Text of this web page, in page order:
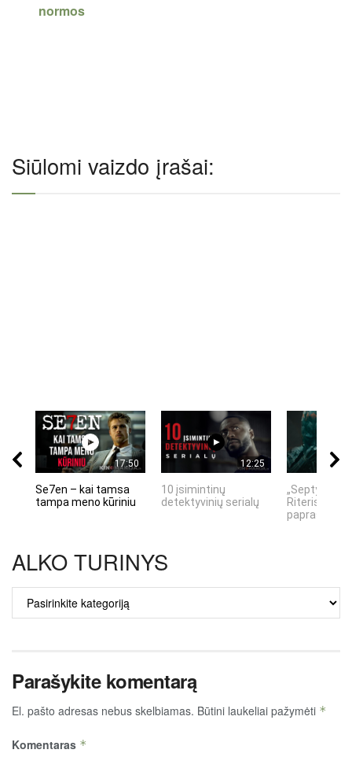
normos
Siūlomi vaizdo įrašai:
17:50
Se7en – kai tamsa
tampa meno kūriniu
12:25
10 įsimintinų
detektyvinių serialų
„Septynių
Riteris" – kai
ALKO TURINYS
TURINYS
Parašykite komentarą
El. pašto adresas nebus skelbiamas. Būtini laukeliai pažymėti *
Komentaras *